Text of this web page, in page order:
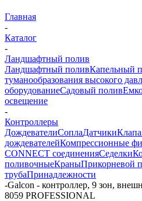
Главная
-
Каталог
-
Ландшафтный полив
Ландшафтный поливКапельный
туманообразования высокого
оборудованиеСадовый полив
освещение
-
Контроллеры
ДождевателиСоплаДатчики
дождевателейКомпрессионные
CONNECT соединенияСеделки
поливочныеКраныПрикорневой
трубаПринадлежности
-Galcon - контроллер, 9 зон,
8059 PROFESSIONAL